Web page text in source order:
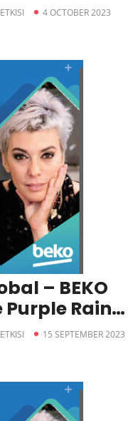
4 OCTOBER 2023
– BEKO
Rain
15 SEPTEMBER 2023